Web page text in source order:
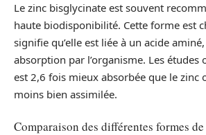
Le zinc bisglycinate est souvent
haute biodisponibilité. Cette forme est
signifie qu’elle est liée à un acide
absorption par l’organisme. Les études
est 2,6 fois mieux absorbée que le zinc
moins bien assimilée.
Comparaison des différentes formes